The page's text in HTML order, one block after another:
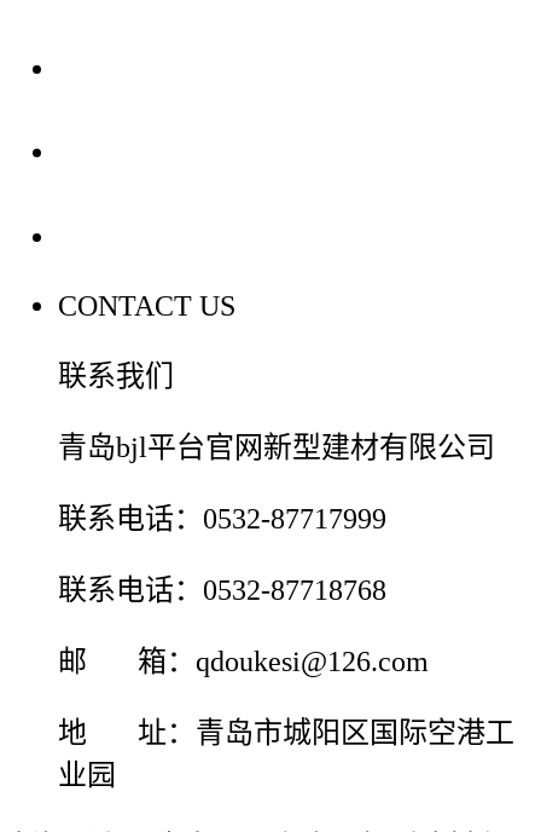
CONTACT US
联系我们
青岛bjl平台官网新型建材有限公司
联系电话：0532-87717999
联系电话：0532-87718768
邮 箱：qdoukesi@126.com
地 址：青岛市城阳区国际空港工
业园